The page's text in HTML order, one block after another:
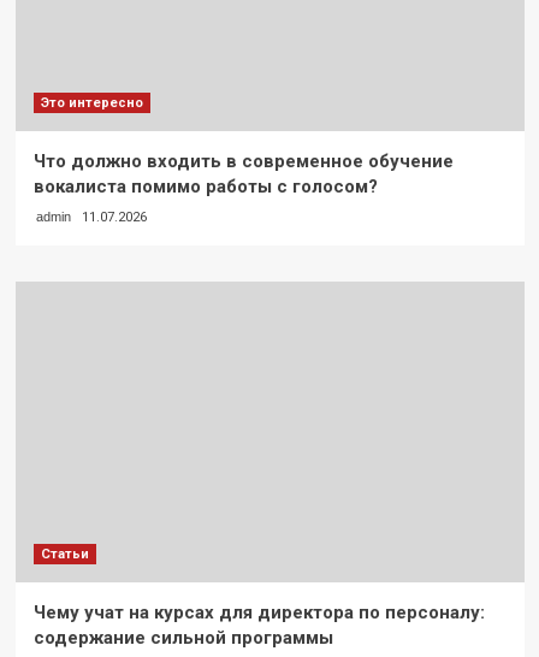
Это интересно
Что должно входить в современное обучение
вокалиста помимо работы с голосом?
admin 11.07.2026
Статьи
Чему учат на курсах для директора по персоналу:
содержание сильной программы